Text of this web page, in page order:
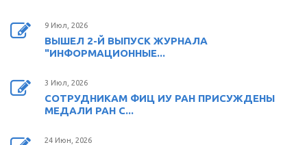
9 Июл, 2026
ВЫШЕЛ 2-Й ВЫПУСК ЖУРНАЛА
"ИНФОРМАЦИОННЫЕ...
3 Июл, 2026
СОТРУДНИКАМ ФИЦ ИУ РАН ПРИСУЖДЕНЫ
МЕДАЛИ РАН С...
24 Июн, 2026